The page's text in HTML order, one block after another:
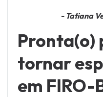
- Tatiana
Pronta(o)
tornar
em FIRO-